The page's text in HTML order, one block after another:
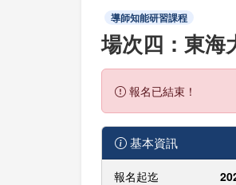
導師知能研習課程
場次四：東海
報名已結束！
基本資訊
報名起迄